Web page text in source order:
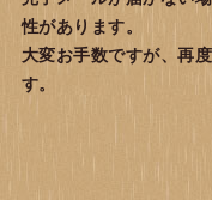
性があります。
大変お手数ですが、再
す。